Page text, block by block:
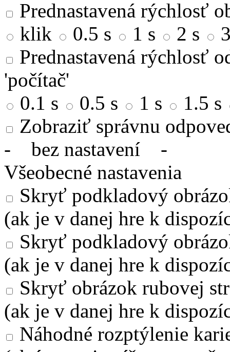
Prednastavená rýchlosť
klik
0.5 s 1 s 2 s
Prednastavená rýchlosť
'počítač'
0.1 s
0.5 s 1 s
1.5 s
Zobraziť správnu
- bez nastavení -
Všeobecné nastavenia
Skryť podkladový
(ak je v danej hre k
Skryť podkladový
(ak je v danej hre k
Skryť obrázok rubovej
(ak je v danej hre k
Náhodné rozptýlenie